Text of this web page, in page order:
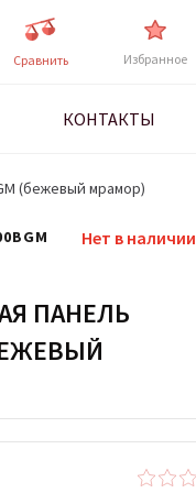
Cравнить Избранное
КОНТАКТЫ
(бежевый мрамор)
Нет в наличии
ПАНЕЛЬ